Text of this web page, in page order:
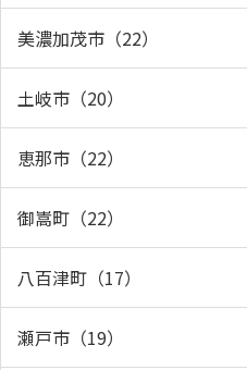
美濃加茂市（22）
土岐市（20）
恵那市（22）
御嵩町（22）
八百津町（17）
瀬戸市（19）